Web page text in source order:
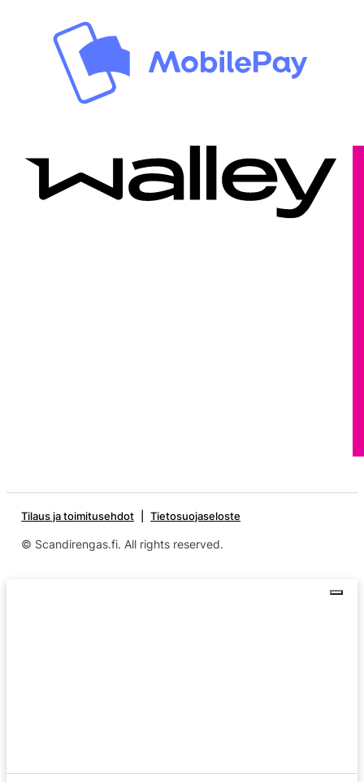
Tilaus ja toimitusehdot Tietosuojaseloste
© Scandirengas.fi. All rights reserved.